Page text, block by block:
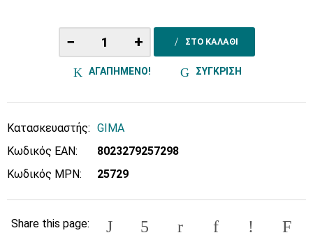
− + ΣΤΟ ΚΑΛΑΘΙ
ΑΓΑΠΗΜΕΝΟ! ΣΥΓΚΡΙΣΗ
Κατασκευαστής: GIMA
Κωδικός EAN:
8023279257298
Κωδικός MPN:
25729
Share this page: